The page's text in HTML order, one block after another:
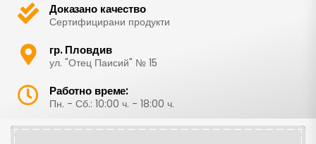
Доказано качество
Сертифицирани продукти
гр. Пловдив
ул. "Отец Паисий" № 15
Работно време:
Пн. - Сб.: 10:00 ч. - 18:00 ч.